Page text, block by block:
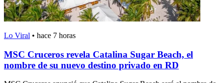
Lo Viral • hace 7 horas
MSC Cruceros revela Catalina Sugar Beach, el
nombre de su nuevo destino privado en RD